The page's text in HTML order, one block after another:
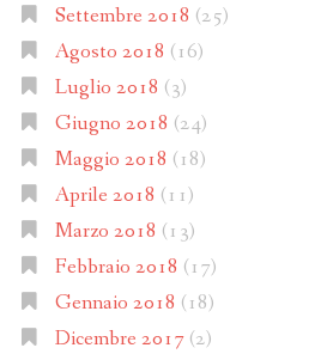
Settembre 2018 (25)
Agosto 2018 (16)
Luglio 2018 (3)
Giugno 2018 (24)
Maggio 2018 (18)
Aprile 2018 (11)
Marzo 2018 (13)
Febbraio 2018 (17)
Gennaio 2018 (18)
Dicembre 2017(2)